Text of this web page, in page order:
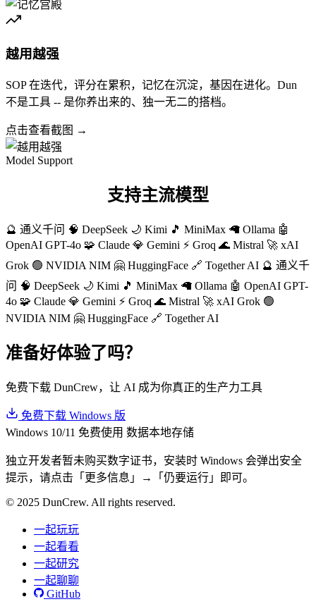
越用越强
SOP 在迭代，评分在累积，记忆在沉淀，基因在进化。Dun
不是工具 -- 是你养出来的、独一无二的搭档。
点击查看截图 →
Model Support
支持主流模型
🔮 通义千问 🧠 DeepSeek 🌙 Kimi 🎵 MiniMax 🦙 Ollama 🤖
OpenAI GPT-4o 🧩 Claude 💎 Gemini ⚡ Groq 🌊 Mistral 🚀 xAI
Grok 🟢 NVIDIA NIM 🤗 HuggingFace 🔗 Together AI 🔮 通义千
问 🧠 DeepSeek 🌙 Kimi 🎵 MiniMax 🦙 Ollama 🤖 OpenAI GPT-
4o 🧩 Claude 💎 Gemini ⚡ Groq 🌊 Mistral 🚀 xAI Grok 🟢
NVIDIA NIM 🤗 HuggingFace 🔗 Together AI
准备好体验了吗？
免费下载 DunCrew，让 AI 成为你真正的生产力工具
免费下载 Windows 版
Windows 10/11 免费使用 数据本地存储
独立开发者暂未购买数字证书，安装时 Windows 会弹出安全
提示，请点击「更多信息」→「仍要运行」即可。
© 2025 DunCrew. All rights reserved.
一起玩玩
一起看看
一起研究
一起聊聊
GitHub